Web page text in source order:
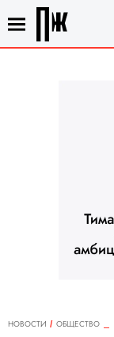
НОВОСТИ
ОБЩЕСТВО